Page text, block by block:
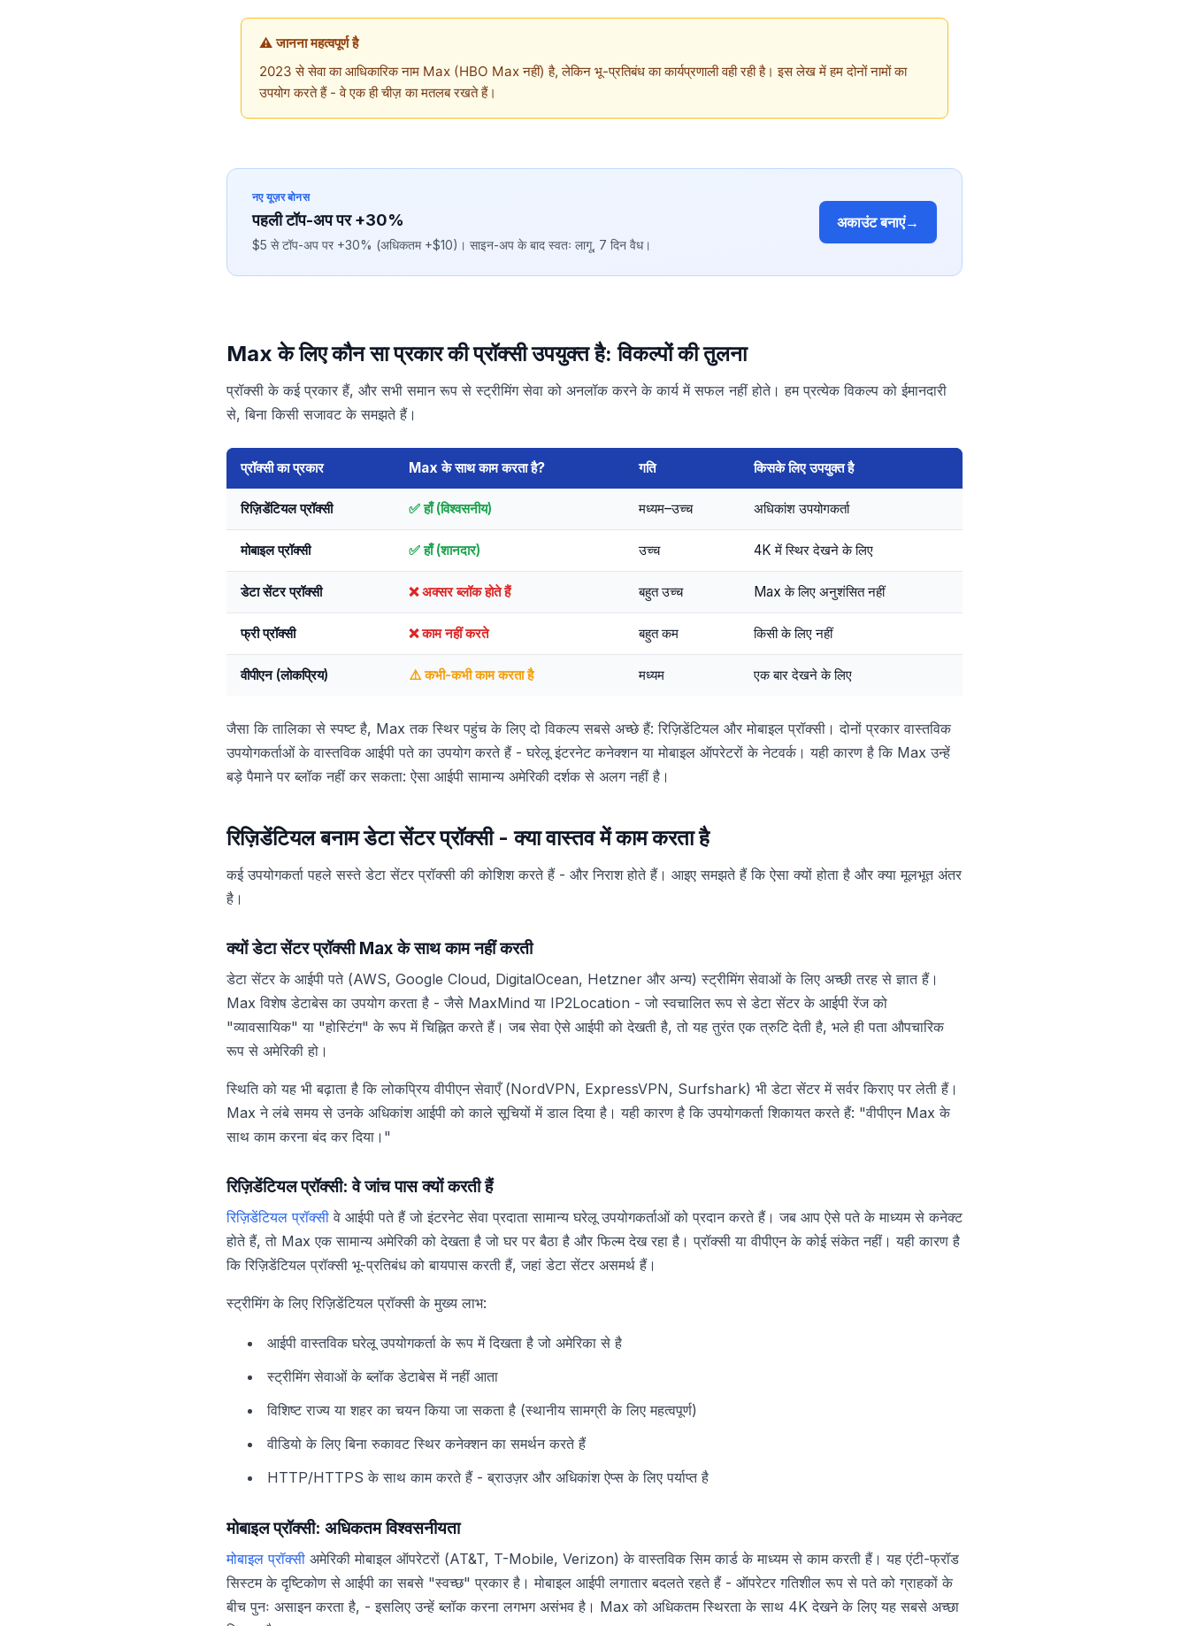
⚠️ जानना महत्वपूर्ण है
2023 से सेवा का आधिकारिक नाम Max (HBO Max नहीं) है, लेकिन भू-प्रतिबंध का कार्यप्रणाली वही रही है। इस लेख में हम दोनों नामों का
उपयोग करते हैं - वे एक ही चीज़ का मतलब रखते हैं।
नए यूज़र बोनस
पहली टॉप-अप पर +30%
$5 से टॉप-अप पर +30% (अधिकतम +$10)। साइन-अप के बाद स्वतः लागू, 7 दिन वैध।
अकाउंट बनाएं→
Max के लिए कौन सा प्रकार की प्रॉक्सी उपयुक्त है: विकल्पों की तुलना
प्रॉक्सी के कई प्रकार हैं, और सभी समान रूप से स्ट्रीमिंग सेवा को अनलॉक करने के कार्य में सफल नहीं होते। हम प्रत्येक विकल्प को ईमानदारी
से, बिना किसी सजावट के समझते हैं।
प्रॉक्सी का प्रकार Max के साथ काम करता है? गति किसके लिए उपयुक्त है
रिज़िडेंटियल प्रॉक्सी ✅ हाँ (विश्वसनीय) मध्यम–उच्च अधिकांश उपयोगकर्ता
मोबाइल प्रॉक्सी ✅ हाँ (शानदार) उच्च 4K में स्थिर देखने के लिए
डेटा सेंटर प्रॉक्सी ❌ अक्सर ब्लॉक होते हैं बहुत उच्च Max के लिए अनुशंसित नहीं
फ्री प्रॉक्सी ❌ काम नहीं करते बहुत कम किसी के लिए नहीं
वीपीएन (लोकप्रिय) ⚠️ कभी-कभी काम करता है मध्यम एक बार देखने के लिए
जैसा कि तालिका से स्पष्ट है, Max तक स्थिर पहुंच के लिए दो विकल्प सबसे अच्छे हैं: रिज़िडेंटियल और मोबाइल प्रॉक्सी। दोनों प्रकार वास्तविक
उपयोगकर्ताओं के वास्तविक आईपी पते का उपयोग करते हैं - घरेलू इंटरनेट कनेक्शन या मोबाइल ऑपरेटरों के नेटवर्क। यही कारण है कि Max उन्हें
बड़े पैमाने पर ब्लॉक नहीं कर सकता: ऐसा आईपी सामान्य अमेरिकी दर्शक से अलग नहीं है।
रिज़िडेंटियल बनाम डेटा सेंटर प्रॉक्सी - क्या वास्तव में काम करता है
कई उपयोगकर्ता पहले सस्ते डेटा सेंटर प्रॉक्सी की कोशिश करते हैं - और निराश होते हैं। आइए समझते हैं कि ऐसा क्यों होता है और क्या मूलभूत अंतर
है।
क्यों डेटा सेंटर प्रॉक्सी Max के साथ काम नहीं करती
डेटा सेंटर के आईपी पते (AWS, Google Cloud, DigitalOcean, Hetzner और अन्य) स्ट्रीमिंग सेवाओं के लिए अच्छी तरह से ज्ञात हैं।
Max विशेष डेटाबेस का उपयोग करता है - जैसे MaxMind या IP2Location - जो स्वचालित रूप से डेटा सेंटर के आईपी रेंज को
"व्यावसायिक" या "होस्टिंग" के रूप में चिह्नित करते हैं। जब सेवा ऐसे आईपी को देखती है, तो यह तुरंत एक त्रुटि देती है, भले ही पता औपचारिक
रूप से अमेरिकी हो।
स्थिति को यह भी बढ़ाता है कि लोकप्रिय वीपीएन सेवाएँ (NordVPN, ExpressVPN, Surfshark) भी डेटा सेंटर में सर्वर किराए पर लेती हैं।
Max ने लंबे समय से उनके अधिकांश आईपी को काले सूचियों में डाल दिया है। यही कारण है कि उपयोगकर्ता शिकायत करते हैं: "वीपीएन Max के
साथ काम करना बंद कर दिया।"
रिज़िडेंटियल प्रॉक्सी: वे जांच पास क्यों करती हैं
रिज़िडेंटियल प्रॉक्सी वे आईपी पते हैं जो इंटरनेट सेवा प्रदाता सामान्य घरेलू उपयोगकर्ताओं को प्रदान करते हैं। जब आप ऐसे पते के माध्यम से कनेक्ट
होते हैं, तो Max एक सामान्य अमेरिकी को देखता है जो घर पर बैठा है और फिल्म देख रहा है। प्रॉक्सी या वीपीएन के कोई संकेत नहीं। यही कारण है
कि रिज़िडेंटियल प्रॉक्सी भू-प्रतिबंध को बायपास करती हैं, जहां डेटा सेंटर असमर्थ हैं।
स्ट्रीमिंग के लिए रिज़िडेंटियल प्रॉक्सी के मुख्य लाभ:
आईपी वास्तविक घरेलू उपयोगकर्ता के रूप में दिखता है जो अमेरिका से है
स्ट्रीमिंग सेवाओं के ब्लॉक डेटाबेस में नहीं आता
विशिष्ट राज्य या शहर का चयन किया जा सकता है (स्थानीय सामग्री के लिए महत्वपूर्ण)
वीडियो के लिए बिना रुकावट स्थिर कनेक्शन का समर्थन करते हैं
HTTP/HTTPS के साथ काम करते हैं - ब्राउज़र और अधिकांश ऐप्स के लिए पर्याप्त है
मोबाइल प्रॉक्सी: अधिकतम विश्वसनीयता
मोबाइल प्रॉक्सी अमेरिकी मोबाइल ऑपरेटरों (AT&T, T-Mobile, Verizon) के वास्तविक सिम कार्ड के माध्यम से काम करती हैं। यह एंटी-फ्रॉड
सिस्टम के दृष्टिकोण से आईपी का सबसे "स्वच्छ" प्रकार है। मोबाइल आईपी लगातार बदलते रहते हैं - ऑपरेटर गतिशील रूप से पते को ग्राहकों के
बीच पुनः असाइन करता है, - इसलिए उन्हें ब्लॉक करना लगभग असंभव है। Max को अधिकतम स्थिरता के साथ 4K देखने के लिए यह सबसे अच्छा